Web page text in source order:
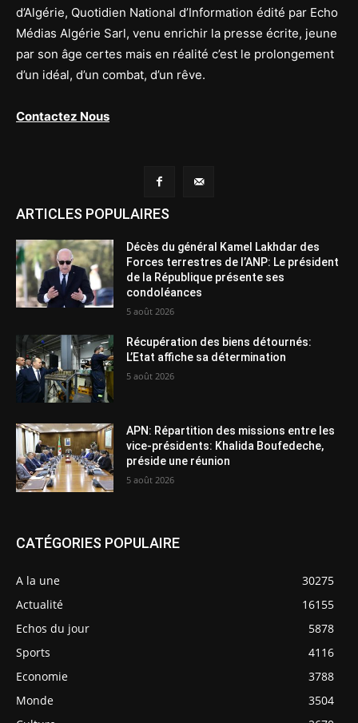
d’Algérie, Quotidien National d’Information édité par Echo
Médias Algérie Sarl, venu enrichir la presse écrite, jeune
par son âge certes mais en réalité c’est le prolongement
d’un idéal, d’un combat, d’un rêve.
Contactez Nous
ARTICLES POPULAIRES
Décès du général Kamel Lakhdar des
Forces terrestres de l’ANP: Le président
de la République présente ses
condoléances
5 août 2026
Récupération des biens détournés:
L’Etat affiche sa détermination
5 août 2026
APN: Répartition des missions entre les
vice-présidents: Khalida Boufedeche,
préside une réunion
5 août 2026
CATÉGORIES POPULAIRE
A la une
30275
Actualité
16155
Echos du jour
5878
Sports
4116
Economie
3788
Monde
3504